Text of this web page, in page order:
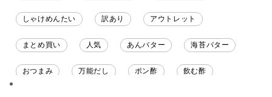
しゃけめんたい 訳あり アウトレット
まとめ買い 人気 あんバター 海苔バター
おつまみ 万能だし ポン酢 飲む酢